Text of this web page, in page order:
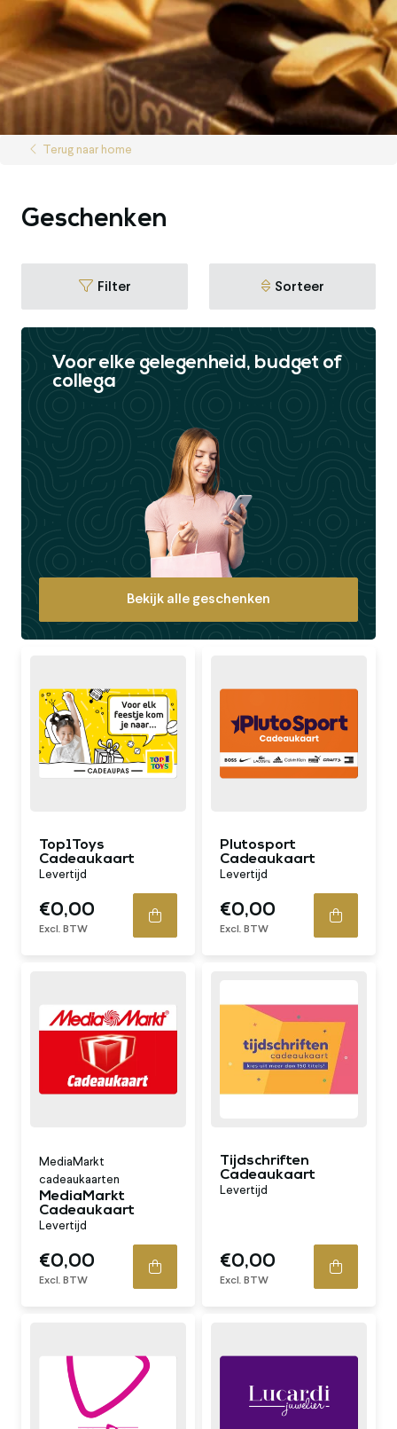
Terug naar home
Geschenken
Filter Sorteer
Voor elke gelegenheid, budget of
collega
Bekijk alle geschenken
Top1Toys
Cadeaukaart
Levertijd
€0,00
Excl. BTW
Plutosport
Cadeaukaart
Levertijd
€0,00
Excl. BTW
MediaMarkt
cadeaukaarten
MediaMarkt
Cadeaukaart
Levertijd
€0,00
Excl. BTW
Tijdschriften
Cadeaukaart
Levertijd
€0,00
Excl. BTW